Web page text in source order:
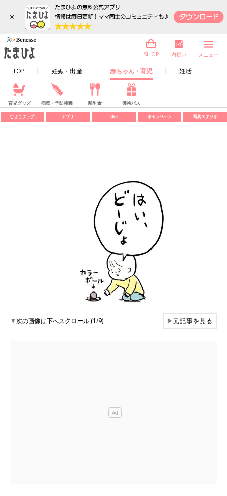
×
TOP 妊娠・出産 赤ちゃん・育児 妊活
SHOP 内祝い メニュー
育児グッズ 病気・予防接種 離乳食 優待パス
ひよこクラブ アプリ SNS キャンペーン 写真スタジオ
▼次の画像は下へスクロール (1/9) ▶元記事を見る